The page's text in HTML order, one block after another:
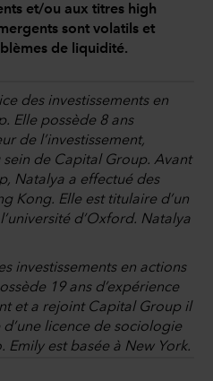
et/ou aux titres high
sont volatils et
de liquidité.
des investissements en
Elle possède 8 ans
de l’investissement,
de Capital Group. Avant
Natalya a effectué des
Kong. Elle est titulaire d’un
d’Oxford. Natalya
investissements en actions
19 ans d’expérience
et a rejoint Capital Group il
licence de sociologie
Emily est basée à New York.